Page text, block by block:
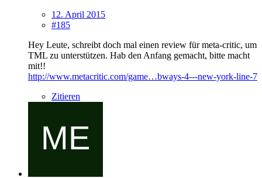
12. April 2015
#185
Hey Leute, schreibt doch mal einen review für meta-critic, um
TML zu unterstützen. Hab den Anfang gemacht, bitte macht
mit!!
http://www.metacritic.com/game…bways-4---new-york-line-7
Zitieren